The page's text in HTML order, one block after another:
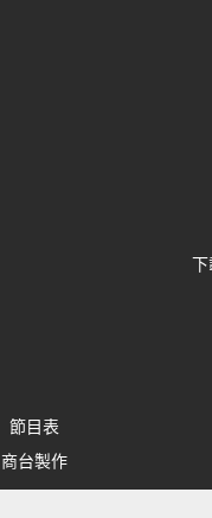
下
節目表
商台製作